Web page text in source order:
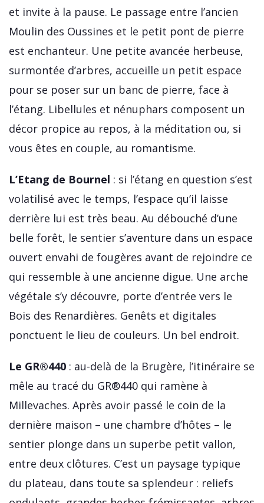
et invite à la pause. Le passage entre l’ancien
Moulin des Oussines et le petit pont de pierre
est enchanteur. Une petite avancée herbeuse,
surmontée d’arbres, accueille un petit espace
pour se poser sur un banc de pierre, face à
l’étang. Libellules et nénuphars composent un
décor propice au repos, à la méditation ou, si
vous êtes en couple, au romantisme.
L’Etang de Bournel : si l’étang en question s’est
volatilisé avec le temps, l’espace qu’il laisse
derrière lui est très beau. Au débouché d’une
belle forêt, le sentier s’aventure dans un espace
ouvert envahi de fougères avant de rejoindre ce
qui ressemble à une ancienne digue. Une arche
végétale s’y découvre, porte d’entrée vers le
Bois des Renardières. Genêts et digitales
ponctuent le lieu de couleurs. Un bel endroit.
Le GR®440 : au-delà de la Brugère, l’itinéraire se
mêle au tracé du GR®440 qui ramène à
Millevaches. Après avoir passé le coin de la
dernière maison – une chambre d’hôtes – le
sentier plonge dans un superbe petit vallon,
entre deux clôtures. C’est un paysage typique
du plateau, dans toute sa splendeur : reliefs